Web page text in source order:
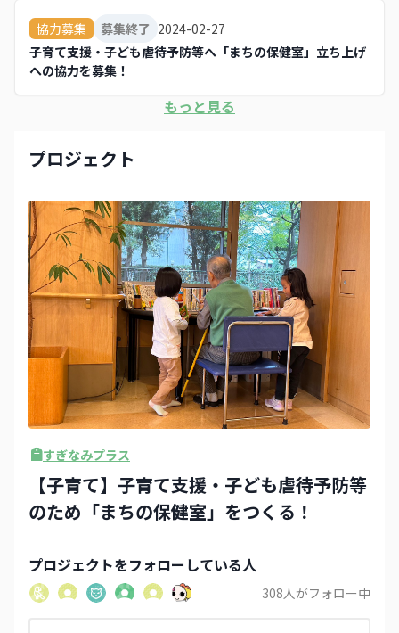
協力募集 募集終了 2024-02-27
子育て支援・子ども虐待予防等へ「まちの保健室」立ち上げ
への協力を募集！
もっと見る
プロジェクト
すぎなみプラス
【子育て】子育て支援・子ども虐待予防等
のため「まちの保健室」をつくる！
プロジェクトをフォローしている人
308人がフォロー中